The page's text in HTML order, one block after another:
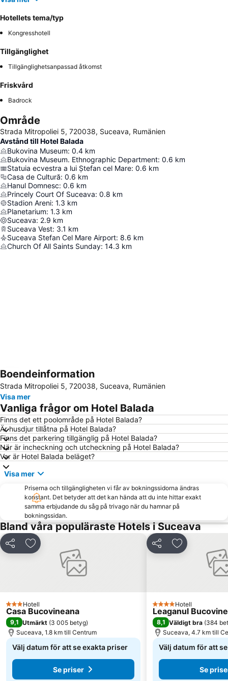
Hotellets tema/typ
Kongresshotell
Tillgänglighet
Tillgänglighetsanpassad åtkomst
Friskvård
Badrock
Område
Strada Mitropoliei 5, 720038, Suceava, Rumänien
Avstånd till Hotel Balada
Bukovina Museum: 0.4 km
Bukovina Museum. Ethnographic Department: 0.6 km
Statuia ecvestra a lui Ștefan cel Mare: 0.6 km
Casa de Cultură: 0.6 km
Hanul Domnesc: 0.6 km
Princely Court Of Suceava: 0.8 km
Stadion Areni: 1.3 km
Planetarium: 1.3 km
Suceava: 2.9 km
Suceava Vest: 3.1 km
Suceava Stefan Cel Mare Airport: 8.6 km
Church Of All Saints Sunday: 14.3 km
Förstora kartan
Boendeinformation
Strada Mitropoliei 5, 720038, Suceava, Rumänien
Visa mer
Vanliga frågor om Hotel Balada
Finns det ett poolområde på Hotel Balada?
Är husdjur tillåtna på Hotel Balada?
Finns det parkering tillgänglig på Hotel Balada?
När är incheckning och utcheckning på Hotel Balada?
Var är Hotel Balada beläget?
Visa mer
Priserna och tillgängligheten vi får av bokningssidorna ändras
konstant. Det betyder att det kan hända att du inte hittar exakt
samma erbjudande du såg på trivago när du hamnar på
bokningssidan.
Bland våra populäraste Hotels i Suceava
Dela Lägg till i Mina Favoriter
3 Stjärnor
Hotell
Casa Bucovineana
9,1 Utmärkt (3 005 betyg)
Suceava, 1.8 km till Centrum
Välj datum för att se exakta priser
Se priser
Dela Lägg till i
4 Stjärnor
Hotell
Leaganul
8,1 Väldigt bra (384
Suceava, 4.7 km till
Välj datum för att
Se